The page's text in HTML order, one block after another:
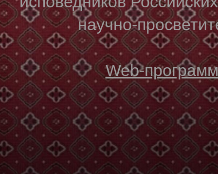
научно-
Web-